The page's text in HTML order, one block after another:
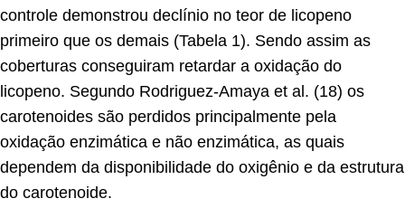
controle demonstrou declínio no teor de licopeno
primeiro que os demais (Tabela 1). Sendo assim as
coberturas conseguiram retardar a oxidação do
licopeno. Segundo Rodriguez-Amaya et al. (18) os
carotenoides são perdidos principalmente pela
oxidação enzimática e não enzimática, as quais
dependem da disponibilidade do oxigênio e da estrutura
do carotenoide.